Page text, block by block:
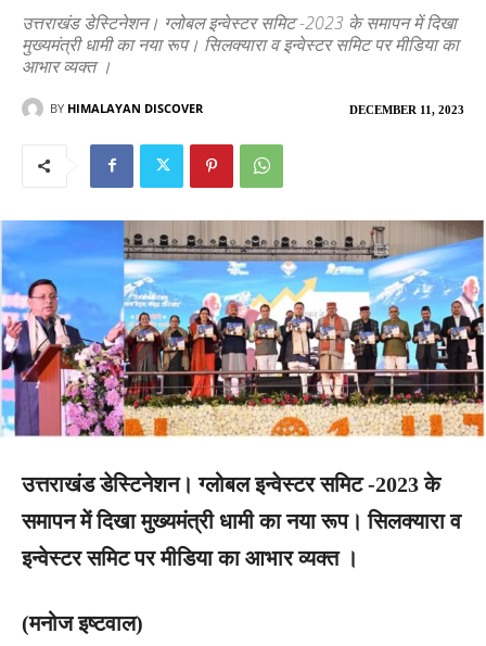
उत्तराखंड डेस्टिनेशन। ग्लोबल इन्वेस्टर समिट -2023 के समापन में दिखा
मुख्यमंत्री धामी का नया रूप। सिलक्यारा व इन्वेस्टर समिट पर मीडिया का
आभार व्यक्त ।
DECEMBER 11, 2023
BY HIMALAYAN DISCOVER
उत्तराखंड डेस्टिनेशन। ग्लोबल इन्वेस्टर समिट -2023 के
समापन में दिखा मुख्यमंत्री धामी का नया रूप। सिलक्यारा व
इन्वेस्टर समिट पर मीडिया का आभार व्यक्त ।
(मनोज इष्टवाल)